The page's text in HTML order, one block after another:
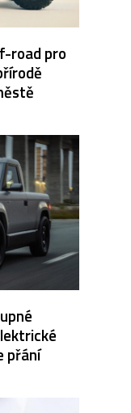
road pro
přání